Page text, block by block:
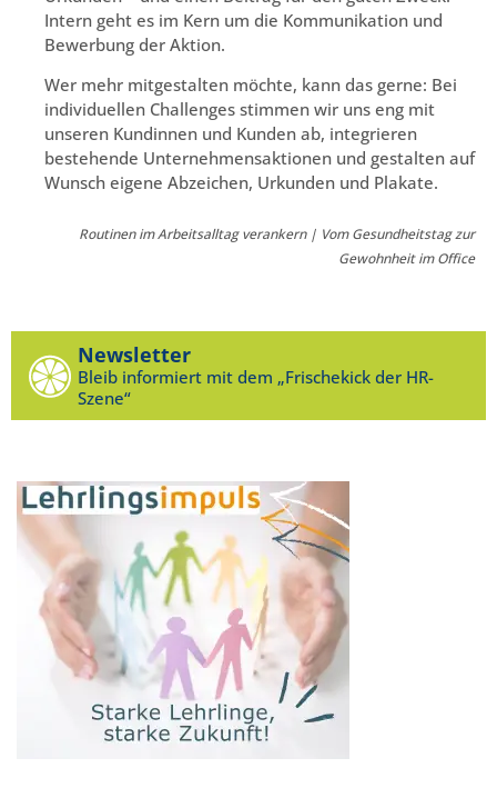
Intern geht es im Kern um die Kommunikation und
Bewerbung der Aktion.
Wer mehr mitgestalten möchte, kann das gerne: Bei
individuellen Challenges stimmen wir uns eng mit
unseren Kundinnen und Kunden ab, integrieren
bestehende Unternehmensaktionen und gestalten auf
Wunsch eigene Abzeichen, Urkunden und Plakate.
Routinen im Arbeitsalltag verankern | Vom Gesundheitstag zur
Gewohnheit im Office
Newsletter
Bleib informiert mit dem „Frischekick der HR-
Szene“